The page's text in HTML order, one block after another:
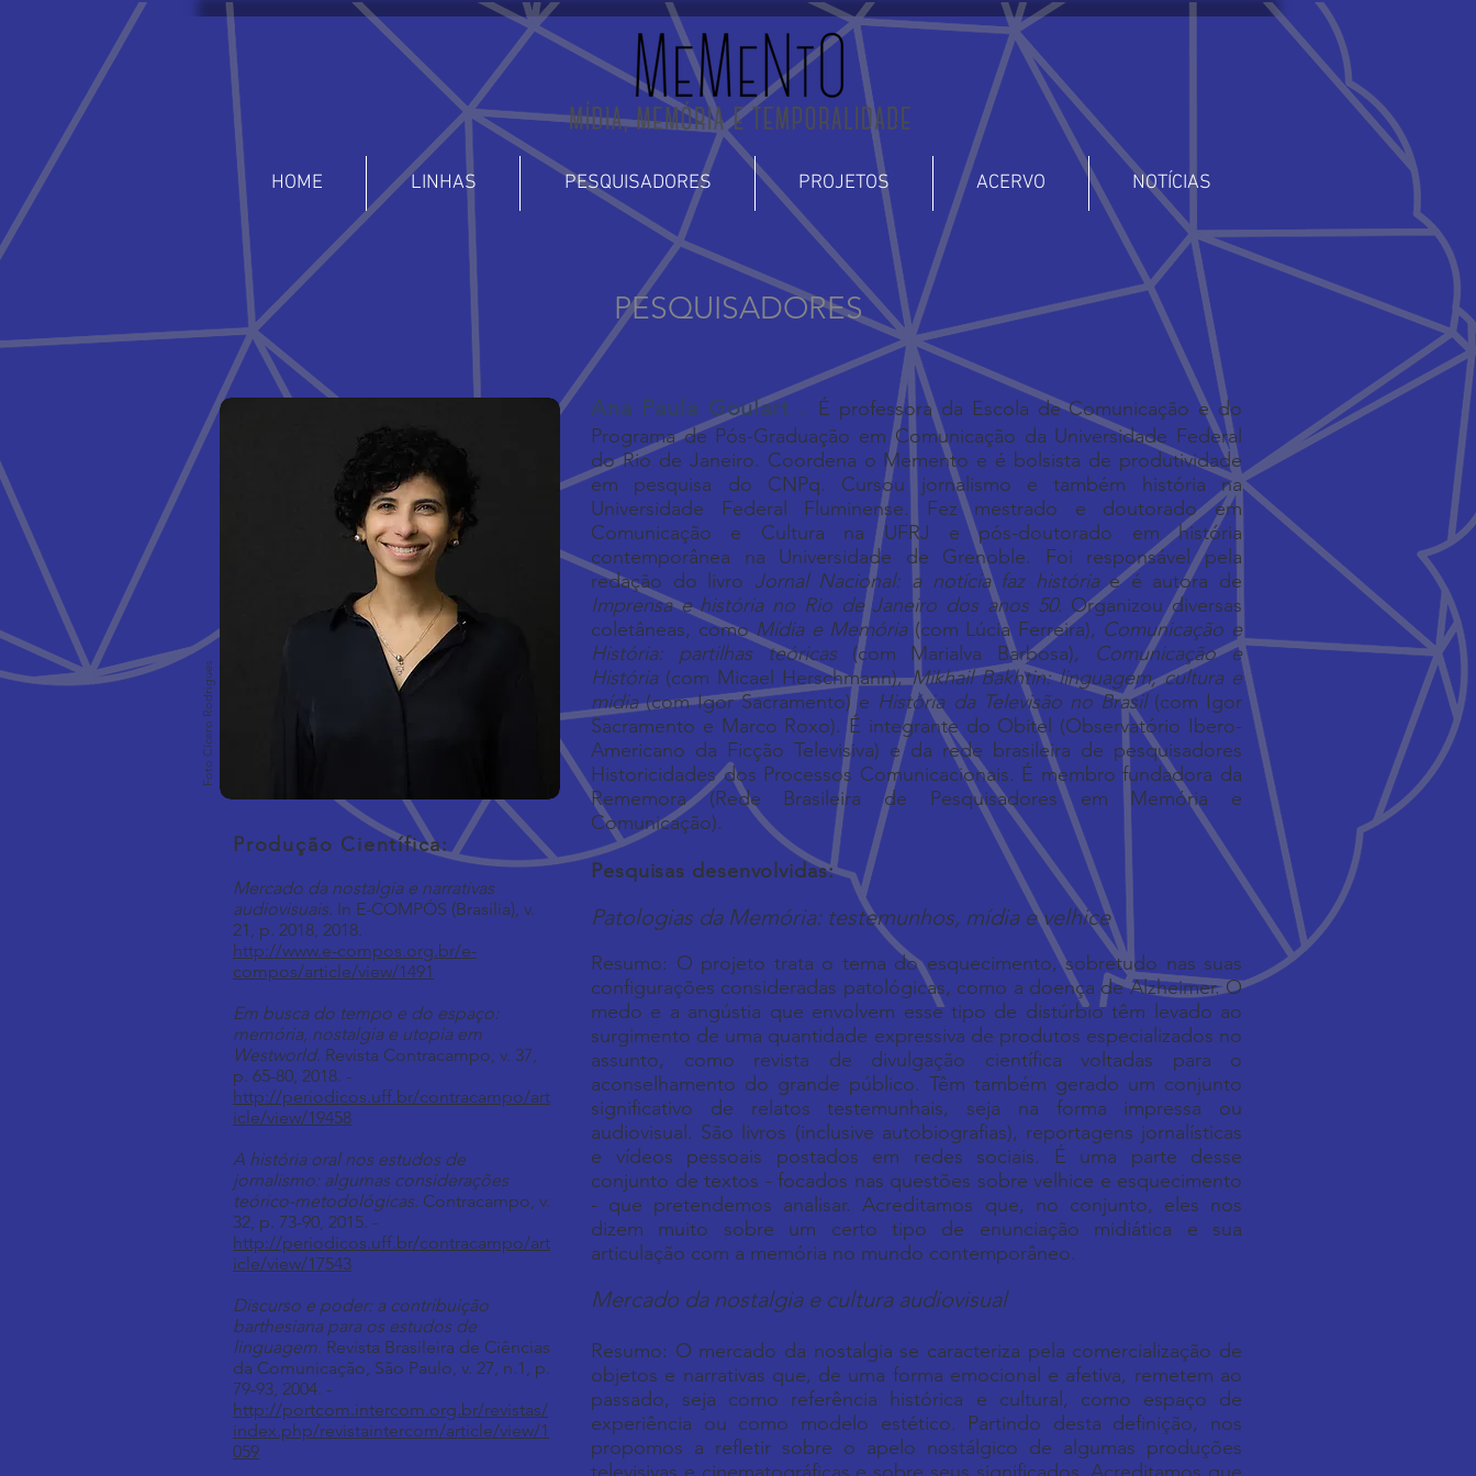
Ana Paula Goulart .
É professora da Escola de Comunicação e do
Programa de Pós-Graduação em Comunicação da Universidade Federal
do Rio de Janeiro. Coordena o Memento e é bolsista de produtividade
em pesquisa do CNPq. Cursou jornalismo e também história na
Universidade Federal Fluminense. Fez mestrado e doutorado em
Comunicação e Cultura na UFRJ e pós-doutorado em história
contemporânea na Universidade de Grenoble. Foi responsável pela
redação do livro Jornal Nacional: a notícia faz históriae é autora de
Imprensa e história no Rio de Janeiro dos anos 50. Organizou diversas
coletâneas, comoMídia e Memória(com Lúcia Ferreira), Comunicação e
História: partilhas teóricas(com Marialva Barbosa), Comunicação e
História(com Micael Herschmann),Mikhail Bakhtin: linguagem, cultura e
mídia(com Igor Sacramento) e História da Televisão no Brasil(com Igor
Sacramento e Marco Roxo). É integrante do Obitel (Observatório Ibero-
Americano da Ficção Televisiva) e da rede brasileira de pesquisadores
Historicidades dos Processos Comunicacionais. É membro fundadora da
Rememora (Rede Brasileira de Pesquisadores em Memória e
Comunicação).
Pesquisas desenvolvidas:
Patologias da Memória: testemunhos, mídia e velhice
Resumo: O projeto trata o tema do esquecimento, sobretudo nas suas
configurações consideradas patológicas, como a doença de Alzheimer. O
medo e a angústia que envolvem esse tipo de distúrbio têm levado ao
surgimento de uma quantidade expressiva de produtos especializados no
assunto, como revista de divulgação científica voltadas para o
aconselhamento do grande público. Têm também gerado um conjunto
significativo de relatos testemunhais, seja na forma impressa ou
audiovisual. São livros (inclusive autobiografias), reportagens jornalísticas
e vídeos pessoais postados em redes sociais. É uma parte desse
conjunto de textos - focados nas questões sobre velhice e esquecimento
- que pretendemos analisar. Acreditamos que, no conjunto, eles nos
dizem muito sobre um certo tipo de enunciação midiática e sua
articulação com a memória no mundo contemporâneo.
Mercado da nostalgia e cultura audiovisual
Resumo: O mercado da nostalgia se caracteriza pela comercialização de
objetos e narrativas que, de uma forma emocional e afetiva, remetem ao
passado, seja como referência histórica e cultural, como espaço de
experiência ou como modelo estético. Partindo desta definição, nos
propomos a refletir sobre o apelo nostálgico de algumas produções
PESQUISADORES
HOME LINHAS PESQUISADORES PROJETOS ACERVO NOTÍCIAS
Produção Científica:
Mercado da nostalgia e narrativas
audiovisuais. In E-COMPÓS (Brasília), v.
21, p. 2018, 2018.
http://www.e-compos.org.br/e-
compos/article/view/1491
Em busca do tempo e do espaço:
memória, nostalgia e utopia em
Westworld. Revista Contracampo, v. 37,
p. 65-80, 2018. -
http://periodicos.uff.br/contracampo/art
icle/view/19458
A história oral nos estudos de
jornalismo: algumas considerações
teórico-metodológicas. Contracampo, v.
32, p. 73-90, 2015. -
http://periodicos.uff.br/contracampo/art
icle/view/17543
Discurso e poder: a contribuição
barthesiana para os estudos de
linguagem. Revista Brasileira de Ciências
da Comunicação, São Paulo, v. 27, n.1, p.
79-93, 2004. -
http://portcom.intercom.org.br/revistas/
index.php/revistaintercom/article/view/1
059
Foto Cícero Rodrigues